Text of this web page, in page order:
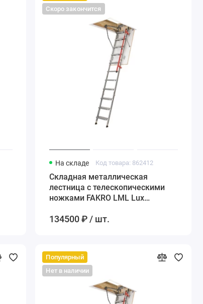
Скоро закончится
На складе Код товара: 862412
Складная металлическая
лестница с телескопическими
ножками FAKRO LML Lux
134500 ₽ / шт.
Популярный
Нет в наличии